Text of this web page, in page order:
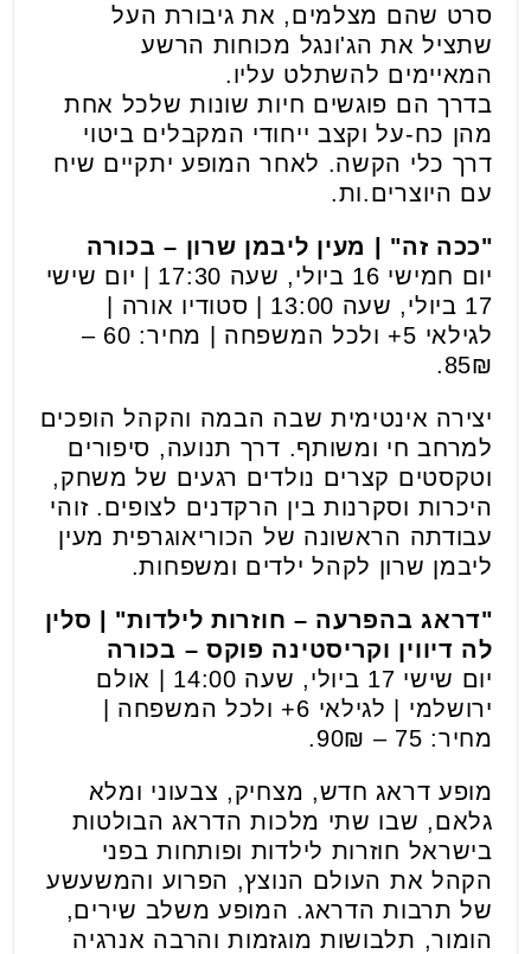
סרט שהם מצלמים, את גיבורת העל
שתציל את הג'ונגל מכוחות הרשע
המאיימים להשתלט עליו.
בדרך הם פוגשים חיות שונות שלכל אחת
מהן כח-על וקצב ייחודי המקבלים ביטוי
דרך כלי הקשה. לאחר המופע יתקיים שיח
עם היוצרים.ות.
"ככה זה" | מעין ליבמן שרון – בכורה
יום חמישי 16 ביולי, שעה 17:30 | יום שישי
17 ביולי, שעה 13:00 | סטודיו אורה |
לגילאי 5+ ולכל המשפחה | מחיר: 60 –
85₪.
יצירה אינטימית שבה הבמה והקהל הופכים
למרחב חי ומשותף. דרך תנועה, סיפורים
וטקסטים קצרים נולדים רגעים של משחק,
היכרות וסקרנות בין הרקדנים לצופים. זוהי
עבודתה הראשונה של הכוריאוגרפית מעין
ליבמן שרון לקהל ילדים ומשפחות.
"דראג בהפרעה – חוזרות לילדות" | סלין
לה דיווין וקריסטינה פוקס – בכורה
יום שישי 17 ביולי, שעה 14:00 | אולם
ירושלמי | לגילאי 6+ ולכל המשפחה |
מחיר: 75 – 90₪.
מופע דראג חדש, מצחיק, צבעוני ומלא
גלאם, שבו שתי מלכות הדראג הבולטות
בישראל חוזרות לילדות ופותחות בפני
הקהל את העולם הנוצץ, הפרוע והמשעשע
של תרבות הדראג. המופע משלב שירים,
הומור, תלבושות מוגזמות והרבה אנרגיה